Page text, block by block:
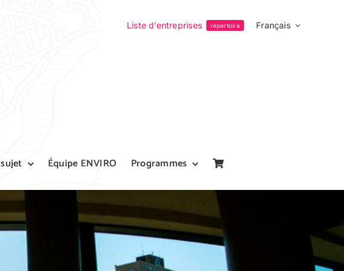
Liste d’entreprises répertoire Français
Équipe ENVIRO Programmes